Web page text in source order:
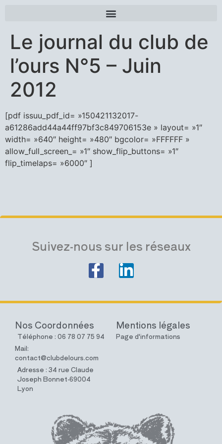
Le journal du club de
l’ours N°5 – Juin
2012
[pdf issuu_pdf_id= »150421132017-
a61286add44a44ff97bf3c849706153e » layout= »1″
width= »640″ height= »480″ bgcolor= »FFFFFF »
allow_full_screen_= »1″ show_flip_buttons= »1″
flip_timelaps= »6000″ ]
Suivez-nous sur les réseaux
Nos Coordonnées
Téléphone : 06 78 07 75 94
Mail:
contact@clubdelours.com
Adresse : 34 rue Claude
Joseph Bonnet-69004
Lyon
Mentions légales
Page d'informations